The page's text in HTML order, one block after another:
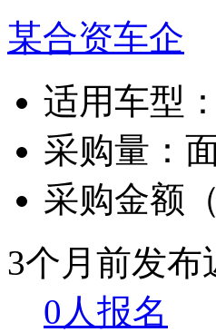
某合资车企
适用车型：
采购量：
采购金额
3个月前发布
0人报名